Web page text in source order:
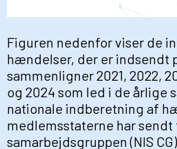
Figuren nedenfor viser de
hændelser, der er indsendt
sammenligner 2021, 2022,
og 2024 som led i de årlige
nationale indberetning af
medlemsstaterne har sendt
samarbejdsgruppen (NIS